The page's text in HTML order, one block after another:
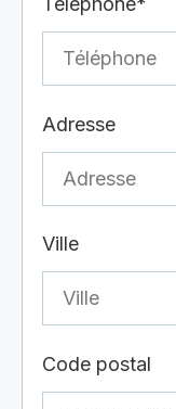
Adresse
Ville
Code postal